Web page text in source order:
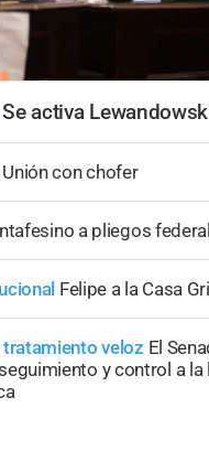
Se activa
con chofer
a pliegos
Felipe a la Casa
veloz El
y control a la